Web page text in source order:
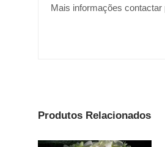
Mais informações contactar
Produtos Relacionados